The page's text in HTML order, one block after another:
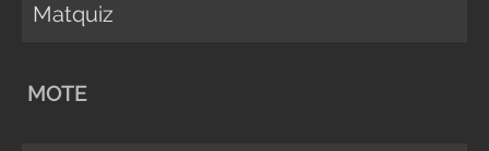
Matquiz
MOTE